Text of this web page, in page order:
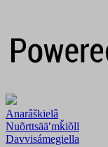
Anarâškielâ
Nuõrttsääʹmǩiõll
Davvisámegiella